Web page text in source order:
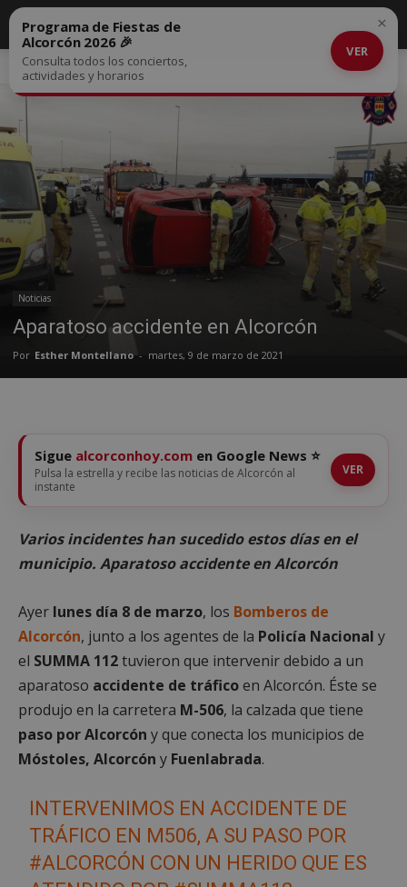
Inicio Noticias
Noticias
Aparatoso accidente en Alcorcón
Por Esther Montellano - martes, 9 de marzo de 2021
Programa de Fiestas de
Alcorcón 2026 🎉
Consulta todos los conciertos,
actividades y horarios
VER
×
Sigue alcorconhoy.com en Google News ⭐
Pulsa la estrella y recibe las noticias de Alcorcón al
instante
VER
Varios incidentes han sucedido estos días en el
municipio. Aparatoso accidente en Alcorcón
Ayer lunes día 8 de marzo, los Bomberos de
Alcorcón, junto a los agentes de la Policía Nacional y
el SUMMA 112tuvieron que intervenir debido a un
aparatoso accidente de tráficoen Alcorcón. Éste se
produjo en la carretera M-506, la calzada que tiene
paso por Alcorcón y que conecta los municipios de
Móstoles, Alcorcón y Fuenlabrada.
INTERVENIMOS EN ACCIDENTE DE
TRÁFICO EN M506, A SU PASO POR
#ALCORCÓN CON UN HERIDO QUE ES